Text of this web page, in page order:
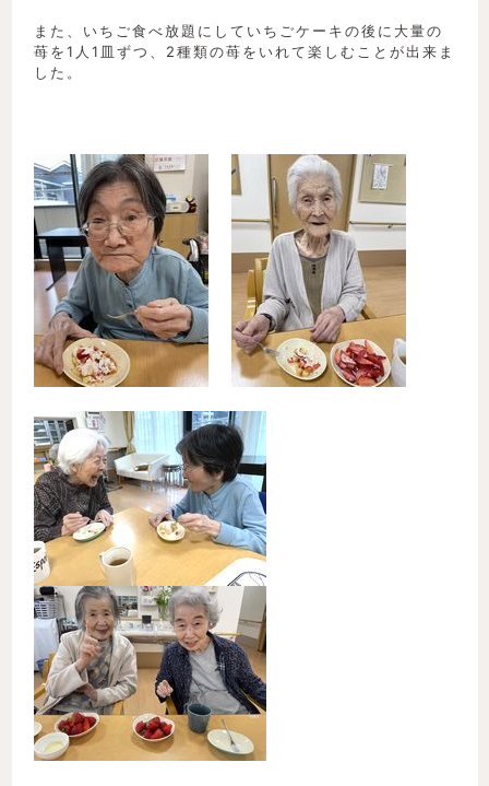
また、いちご食べ放題にしていちごケーキの後に大量の
苺を1人1皿ずつ、2種類の苺をいれて楽しむことが出来ま
した。